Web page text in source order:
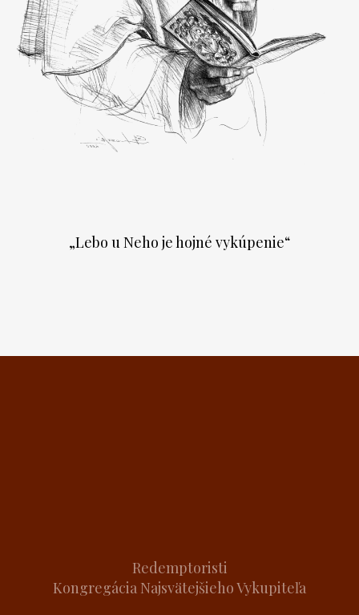
„Lebo u Neho je hojné vykúpenie“
Redemptoristi
Kongregácia Najsvätejšieho Vykupiteľa